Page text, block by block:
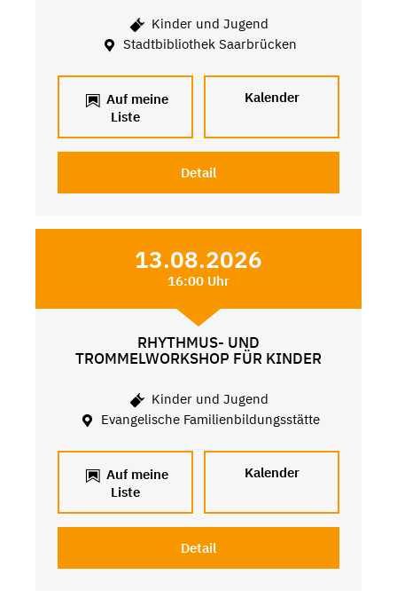
Kinder und Jugend
Stadtbibliothek Saarbrücken
Auf meine
Liste
Kalender
Detail
13.08.2026
16:00 Uhr
RHYTHMUS- UND
TROMMELWORKSHOP FÜR KINDER
Kinder und Jugend
Evangelische Familienbildungsstätte
Auf meine
Liste
Kalender
Detail